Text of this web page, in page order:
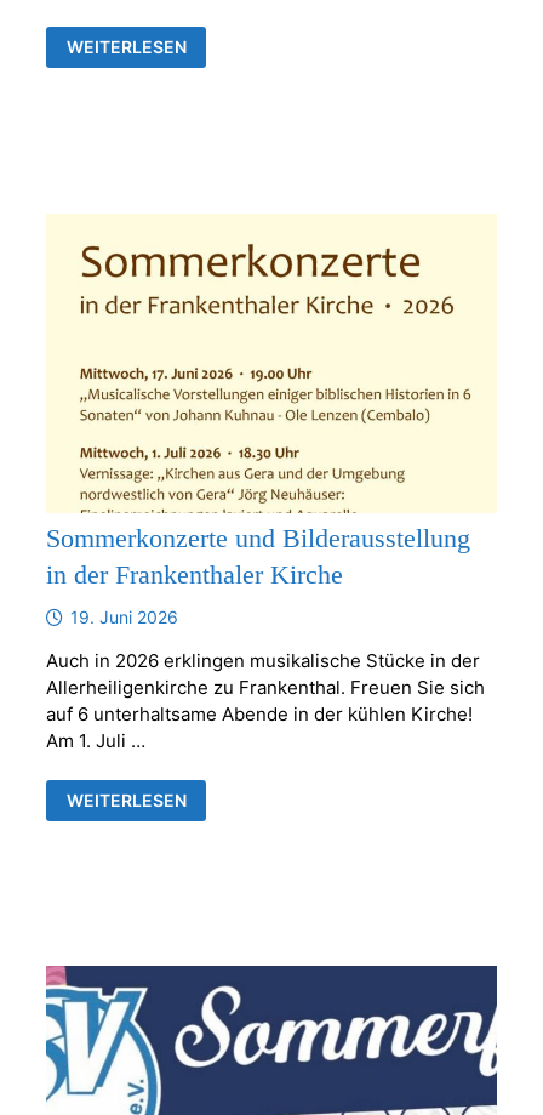
AUSSTELLUNG
VON
WEITERLESEN
Sommerkonzerte und Bilderausstellung
in der Frankenthaler Kirche
19. Juni 2026
Auch in 2026 erklingen musikalische Stücke in der
Allerheiligenkirche zu Frankenthal. Freuen Sie sich
auf 6 unterhaltsame Abende in der kühlen Kirche!
Am 1. Juli …
SOMMERKONZERTE
UND
BILDERAUSSTELLUNG
WEITERLESEN